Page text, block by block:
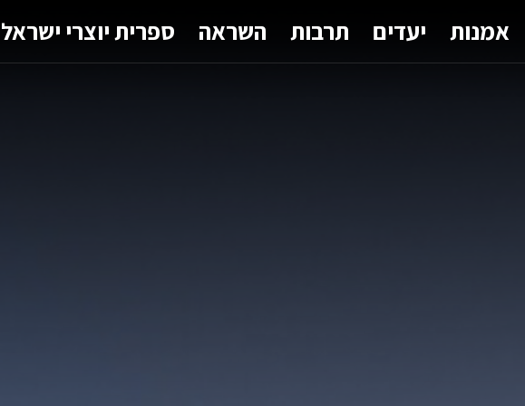
אמנות יעדים תרבות השראה ספרית יוצרי ישראל